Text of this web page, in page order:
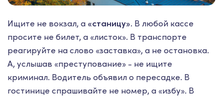
Ищите не вокзал, а «станицу». В любой кассе
просите не билет, а «листок». В транспорте
реагируйте на слово «заставка», а не остановка.
А, услышав «преступование» - не ищите
криминал. Водитель объявил о пересадке. В
гостинице спрашивайте не номер, а «избу». В